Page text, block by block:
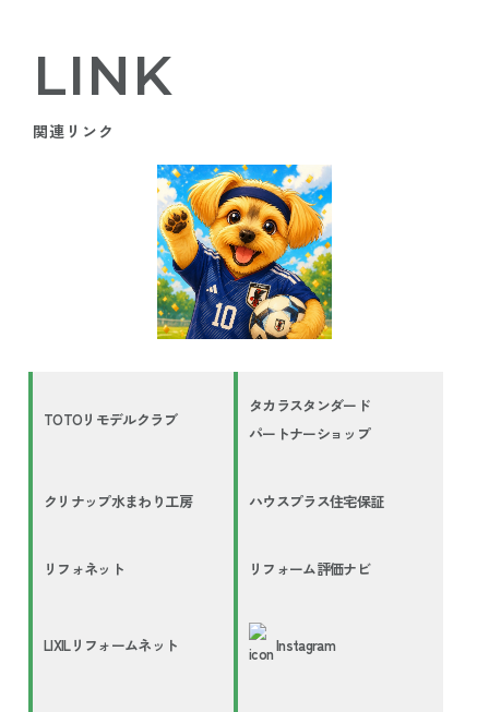
LINK
関連リンク
TOTOリモデルクラブ
タカラスタンダード
パートナーショップ
クリナップ水まわり工房 ハウスプラス住宅保証
リフォネット リフォーム評価ナビ
LIXILリフォームネット Instagram